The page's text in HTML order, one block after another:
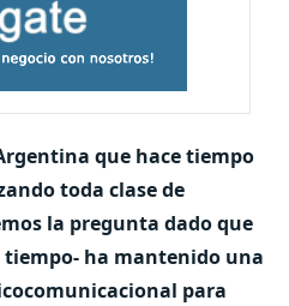
que hace tiempo
toda clase de
la pregunta dado que
tiempo- ha mantenido una
para